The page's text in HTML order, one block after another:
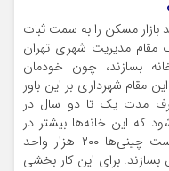
بازار مسکن را به سمت ثبات
مقام مدیریت شهری تهران
بسازند، چون خودمان
مقام شهرداری بر این باور
مدت یک تا دو سال در
که این خانه‌ها بیشتر در
مناطق جنوبی شهر خواهد بود و قرار است چینی‌ها ۲۰۰‌ هزار واحد
برای این کار بخشی